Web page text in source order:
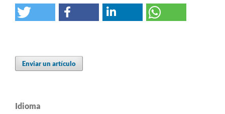
Enviar un artículo
Idioma